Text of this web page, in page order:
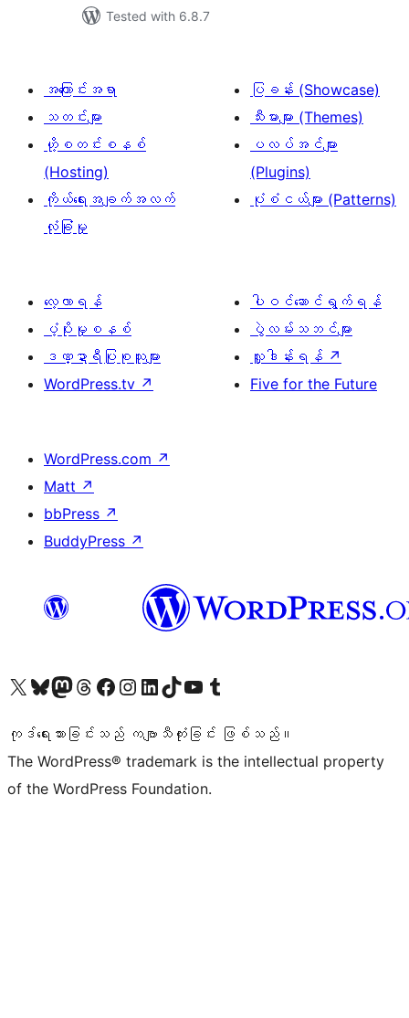
Tested with 6.8.7
အကြောင်းအရာ
သတင်းများ
ဟို့စတင်းစနစ်
(Hosting)
ကိုယ်ရေးအချက်အလက်
လုံခြုံမှု
ပြခန်း (Showcase)
သီးမားများ (Themes)
ပလပ်အင်များ
(Plugins)
ပုံစံငယ်များ (Patterns)
လေ့လာရန်
ပံ့ပိုးမှုစနစ်
ဒဏ္ဍာရီပြုစုသူများ
WordPress.tv ↗
ပါဝင်ဆောင်ရွက်ရန်
ပွဲလမ်းသဘင်များ
လှူဒါန်းရန် ↗
Five for the Future
WordPress.com ↗
Matt ↗
bbPress ↗
BuddyPress ↗
ကျွန်ုပ်တို့၏ X (ယခင် Twitter) အကောင့်သို့ သွားရောက်ကြည့်ရှုပါကျွန်ုပ်တို့၏ Bluesky အကောင့်သို့ ဝင်ရောက်ကြည့်ရှုရန်
ကျွန်ုပ်တို့၏ Mastodon အကောင့်သို့ သွားရောက်ကြည့်ရှုပါကျွန်ုပ်တို့၏ Threads အကောင့်သို့ ဝင်ရောက်ကြည့်ရှုရန်
ကျွန်ုပ်တို့၏ Facebook စာမျက်နှာသို့ သွားရောက်ကြည့်ရှုပါကျွန်ုပ်တို့၏ Instagram အကောင့်သို့ သွားရောက်ကြည့်ရှုပါ ကျွန်ုပ်တို့၏ LinkedIn အကောင့်သို့ သွားရောက်ကြည့်ရှုပါကျွန်ုပ်တို့၏ TikTok အကောင့်သို့ ဝင်ရောက်ကြည့်ရှုရန်
ကျွန်ုပ်တို့၏ YouTube ချန်နယ်သို့ သွားရောက်ကြည့်ရှုပါ ကျွန်ုပ်တို့၏ Tumblr အကောင့်သို့ ဝင်ရောက်ကြည့်ရှုရန်
ကုဒ်ရေးသားခြင်းသည် ကဗျာသီကုံးခြင်း ဖြစ်သည်။
The WordPress® trademark is the intellectual property
of the WordPress Foundation.